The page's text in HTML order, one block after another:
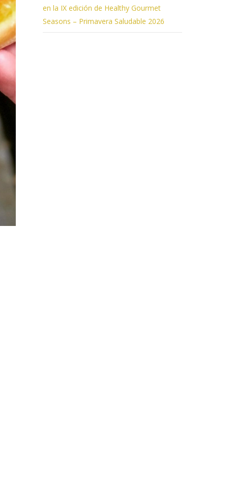
en la IX edición de Healthy Gourmet
Seasons – Primavera Saludable 2026